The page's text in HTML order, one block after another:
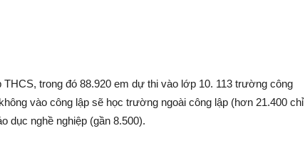
trong đó 88.920 em dự thi vào lớp 10. 113 trường công
vào công lập sẽ học trường ngoài công lập (hơn 21.400 chỉ
dục nghề nghiệp (gần 8.500).